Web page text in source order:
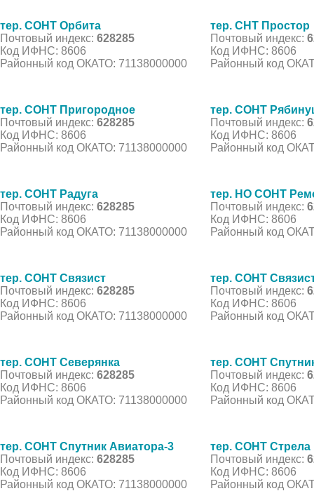
тер. СОНТ Орбита
Почтовый индекс: 628285
Код ИФНС: 8606
Районный код ОКАТО: 71138000000
тер. СНТ Простор
Почтовый индекс:
Код ИФНС: 8606
Районный код
тер. СОНТ Пригородное
Почтовый индекс: 628285
Код ИФНС: 8606
Районный код ОКАТО: 71138000000
тер. СОНТ
Почтовый индекс:
Код ИФНС: 8606
Районный код
тер. СОНТ Радуга
Почтовый индекс: 628285
Код ИФНС: 8606
Районный код ОКАТО: 71138000000
тер. НО СОНТ
Почтовый индекс:
Код ИФНС: 8606
Районный код
тер. СОНТ Связист
Почтовый индекс: 628285
Код ИФНС: 8606
Районный код ОКАТО: 71138000000
тер. СОНТ
Почтовый индекс:
Код ИФНС: 8606
Районный код
тер. СОНТ Северянка
Почтовый индекс: 628285
Код ИФНС: 8606
Районный код ОКАТО: 71138000000
тер. СОНТ
Почтовый индекс:
Код ИФНС: 8606
Районный код
тер. СОНТ Спутник Авиатора-3
Почтовый индекс: 628285
Код ИФНС: 8606
Районный код ОКАТО: 71138000000
тер. СОНТ Стрела
Почтовый индекс:
Код ИФНС: 8606
Районный код